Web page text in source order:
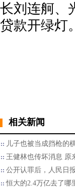
长刘连舸‌、
贷款开绿灯。
相关新闻
儿子也被当成挡枪的
王健林也传坏消息 原
公开认罪后，人民日
恒大的2.4万亿去了哪